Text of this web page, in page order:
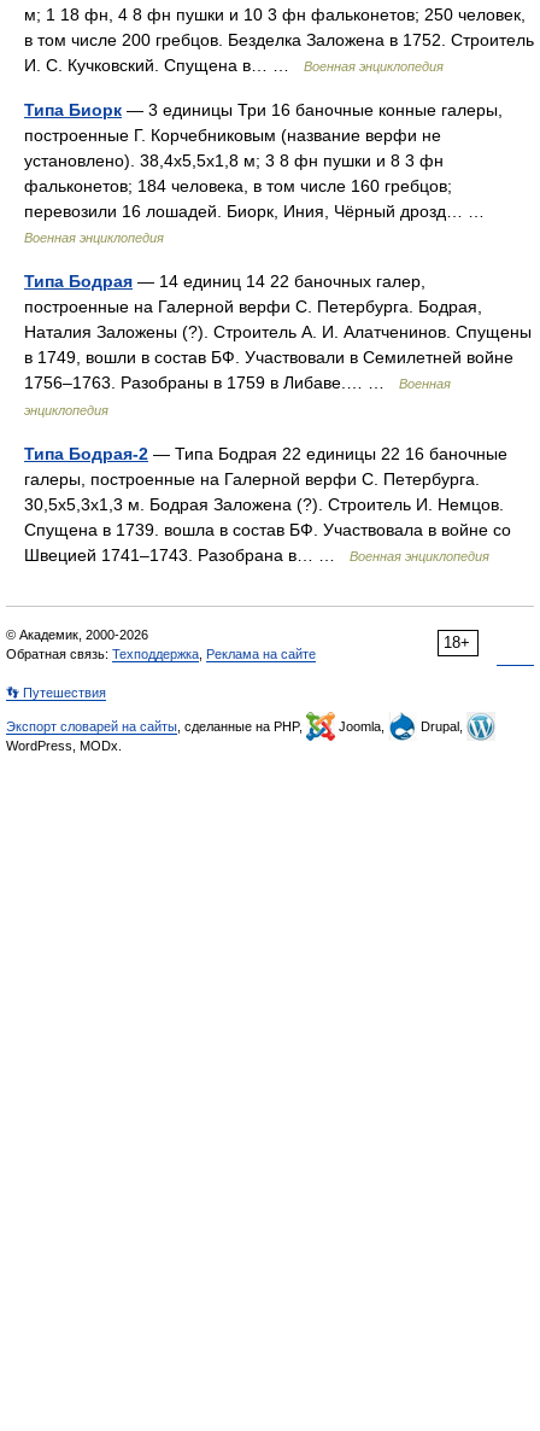
м; 1 18 фн, 4 8 фн пушки и 10 3 фн фальконетов; 250 человек,
в том числе 200 гребцов. Безделка Заложена в 1752. Строитель
И. С. Кучковский. Спущена в… …
Военная энциклопедия
Типа Биорк — 3 единицы Три 16 баночные конные галеры,
построенные Г. Корчебниковым (название верфи не
установлено). 38,4x5,5x1,8 м; 3 8 фн пушки и 8 3 фн
фальконетов; 184 человека, в том числе 160 гребцов;
перевозили 16 лошадей. Биорк, Иния, Чёрный дрозд… …
Военная энциклопедия
Типа Бодрая — 14 единиц 14 22 баночных галер,
построенные на Галерной верфи С. Петербурга. Бодрая,
Наталия Заложены (?). Строитель А. И. Алатченинов. Спущены
в 1749, вошли в состав БФ. Участвовали в Семилетней войне
1756–1763. Разобраны в 1759 в Либаве.… …
Военная
энциклопедия
Типа Бодрая-2 — Типа Бодрая 22 единицы 22 16 баночные
галеры, построенные на Галерной верфи С. Петербурга.
30,5x5,3x1,3 м. Бодрая Заложена (?). Строитель И. Немцов.
Спущена в 1739. вошла в состав БФ. Участвовала в войне со
Швецией 1741–1743. Разобрана в… …
Военная энциклопедия
18+
© Академик, 2000-2026
Обратная связь: Техподдержка Реклама на сайте
👣 Путешествия
Экспорт словарей на сайты , сделанные на PHP, Joomla,
Drupal,
WordPress, MODx.